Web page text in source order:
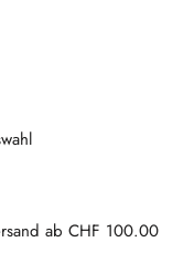
ab CHF 100.00